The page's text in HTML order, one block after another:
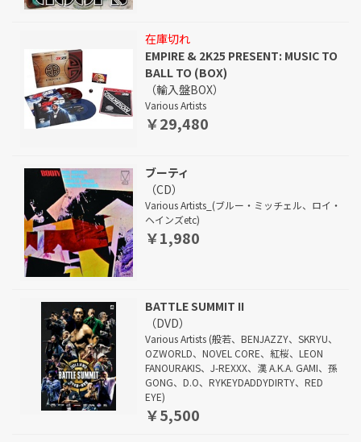
在庫切れ
EMPIRE & 2K25 PRESENT: MUSIC TO
BALL TO (BOX)
（輸入盤BOX）
Various Artists
￥29,480
ブーティ
（CD）
Various Artists_(ブルー・ミッチェル、ロイ・
ヘインズetc)
￥1,980
BATTLE SUMMIT II
（DVD）
Various Artists (般若、BENJAZZY、SKRYU、
OZWORLD、NOVEL CORE、紅桜、LEON
FANOURAKIS、J-REXXX、漢 A.K.A. GAMI、孫
GONG、D.O、RYKEYDADDYDIRTY、RED
EYE)
￥5,500